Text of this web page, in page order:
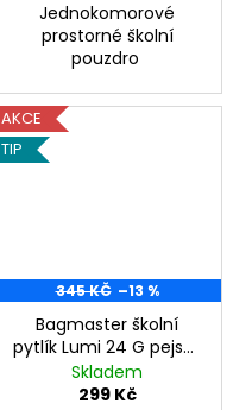
Jednokomorové
prostorné školní
pouzdro
AKCE
TIP
345 KČ –13 %
Bagmaster školní
pytlík Lumi 24 G pejsek
růžový
Skladem
299 Kč